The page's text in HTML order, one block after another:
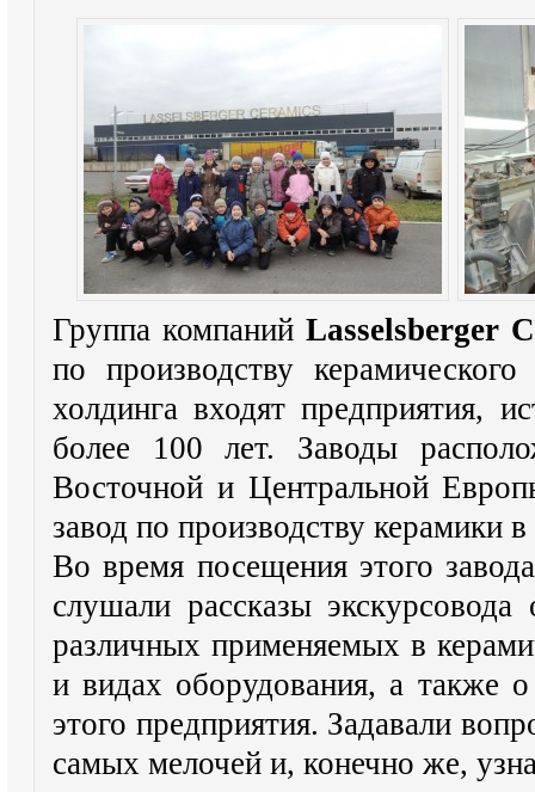
Группа компанийLasselsberger
по производству
холдинга входят предприятия,
более 100 лет. Заводы
Восточной и Центральной
завод по производству керамики
Во время посещения этого
слушали рассказы
различных применяемых в
и видах оборудования, а также
этого предприятия. Задавали
самых мелочей и, конечно же,